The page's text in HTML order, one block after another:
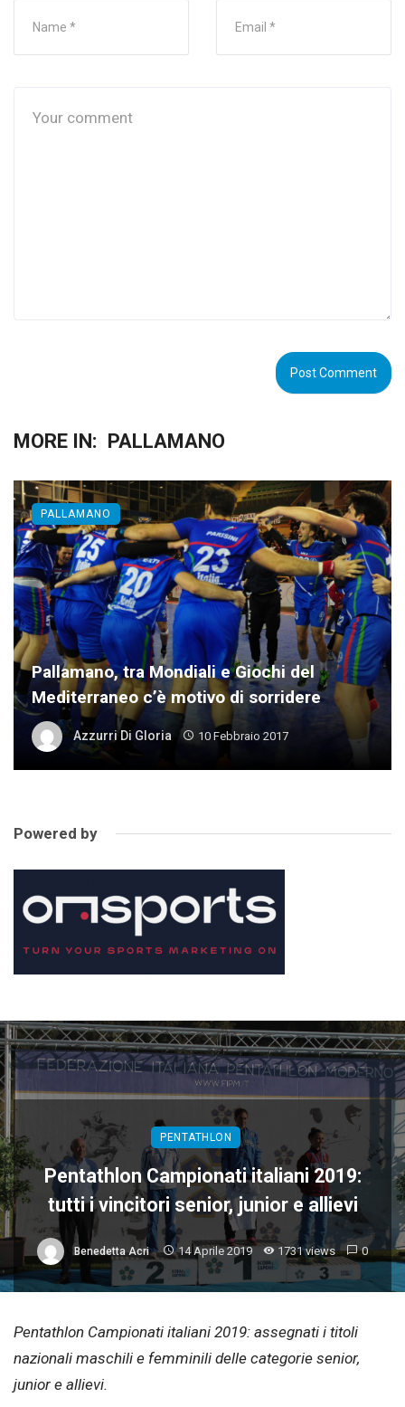
MORE IN: PALLAMANO
Pallamano, tra Mondiali e Giochi del
Mediterraneo c’è motivo di sorridere
Azzurri Di Gloria 10 Febbraio 2017
PALLAMANO
Powered by
PENTATHLON
Pentathlon Campionati italiani 2019:
tutti i vincitori senior, junior e allievi
Benedetta Acri 14 Aprile 2019 1731 views 0
Pentathlon Campionati italiani 2019: assegnati i titoli
nazionali maschili e femminili delle categorie senior,
junior e allievi.